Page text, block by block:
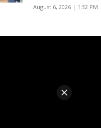
August 6, 2026 | 1:32 PM